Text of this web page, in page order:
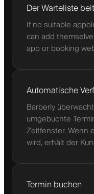
Der Warteliste
If no suitable
can add
app or booking
Automatische
Barberly
umgebuchte
Zeitfenster. Wenn
wird, erhält der
Termin buchen